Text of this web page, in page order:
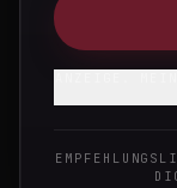
KURZE
Der höchste